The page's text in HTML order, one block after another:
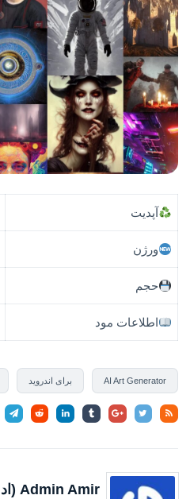
آپدیت
ورژن
حجم
اطلاعات مود
AI Art Generator برای اندروید
Admin Amir (ادمین)